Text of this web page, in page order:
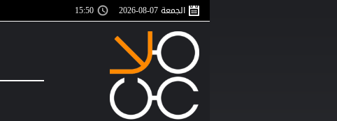
الجمعة 07-08-2026 15:50